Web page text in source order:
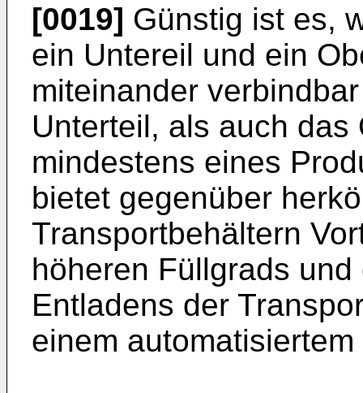
[0019] Günstig ist es,
ein Untereil und ein
miteinander
Unterteil, als auch das
mindestens eines
bietet gegenüber
Transportbehältern
höheren Füllgrads
Entladens der
einem